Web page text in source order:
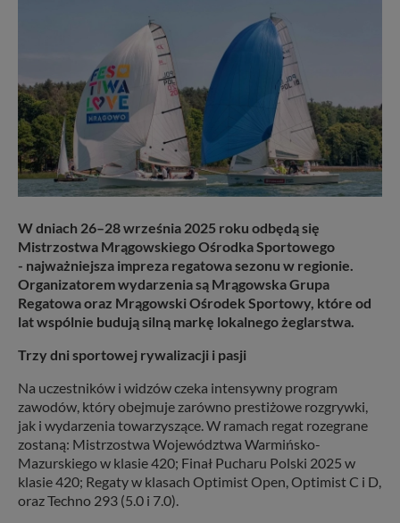
W dniach 26–28 września 2025 roku odbędą się
Mistrzostwa Mrągowskiego Ośrodka Sportowego
- najważniejsza impreza regatowa sezonu w regionie.
Organizatorem wydarzenia są Mrągowska Grupa
Regatowa oraz Mrągowski Ośrodek Sportowy, które od
lat wspólnie budują silną markę lokalnego żeglarstwa.
Trzy dni sportowej rywalizacji i pasji
Na uczestników i widzów czeka intensywny program
zawodów, który obejmuje zarówno prestiżowe rozgrywki,
jak i wydarzenia towarzyszące. W ramach regat rozegrane
zostaną: Mistrzostwa Województwa Warmińsko-
Mazurskiego w klasie 420; Finał Pucharu Polski 2025 w
klasie 420; Regaty w klasach Optimist Open, Optimist C i D,
oraz Techno 293 (5.0 i 7.0).